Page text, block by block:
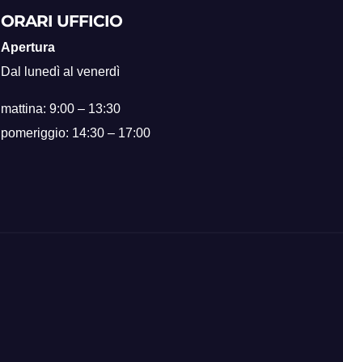
ORARI UFFICIO
Apertura
Dal lunedì al venerdì
mattina: 9:00 – 13:30
pomeriggio: 14:30 – 17:00